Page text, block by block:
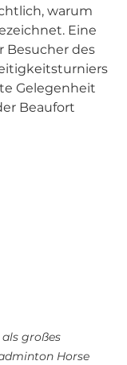
warum
Eine
Besucher des
Gelegenheit
Beaufort
Horse